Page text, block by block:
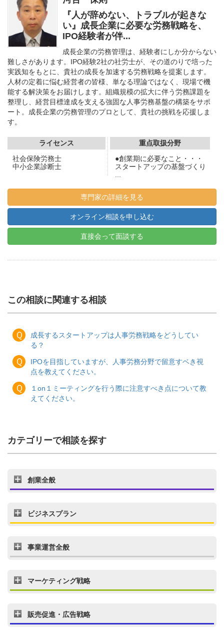
『人が辞めない、トラブルが起きな
い』成長企業に必要な労務戦略を、
IPO経験者が伴...
成長企業の労務管理は、経験者にしか分からない
難しさがあります。IPO経験2社の社労士が、その道のりで培った
実践知をもとに、貴社の成長を加速する労務戦略を提案します。
人材の定着に悩む経営者の皆様、単なる理論ではなく、現場で機
能する解決策をお届けします。組織規模の拡大に伴う労務課題を
整理し、経営目標達成を支える強固な人事労務基盤の構築をサポ
ート。成長企業の労務管理のプロとして、貴社の挑戦を応援しま
す。
ライセンス
社会保険労務士
中小企業診断士
重点取扱分野
●創業期に必要なこと・・・
スタートアップの基盤づくり
専門家の詳細を見る
オンライン相談を申し込む
直接会って面談する
この相談に関連する相談
Ｑ
成長するスタートアップは人事労務戦略をどうしてい
る？
Ｑ
IPOを目指していますが、人事労務分野で留意すベき視
点を教えてください。
Ｑ
１on１ミーティングを行う際に注意すべき点について教
えてください。
カテゴリーで相談を探す
創業全般
ビジネスプラン
事業運営全般
マーケティング戦略
販売促進・広告戦略